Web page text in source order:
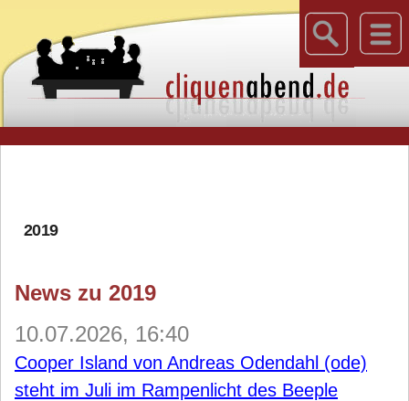
2019
News zu 2019
10.07.2026, 16:40
Cooper Island von Andreas Odendahl (ode)
steht im Juli im Rampenlicht des Beeple